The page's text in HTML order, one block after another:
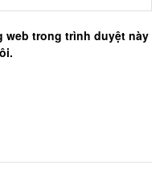
web trong trình duyệt này